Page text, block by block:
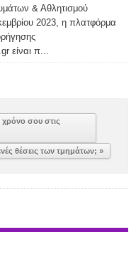
& Αθλητισμού
2023, η πλατφόρμα
είναι π...
χρόνο σου στις
θέσεις των τμημάτων; »